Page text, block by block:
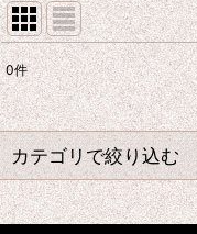
サブカテゴリ:
表示数:
並び順 :
0件
カテゴリで絞り込む
マウスピース＆リガチャ